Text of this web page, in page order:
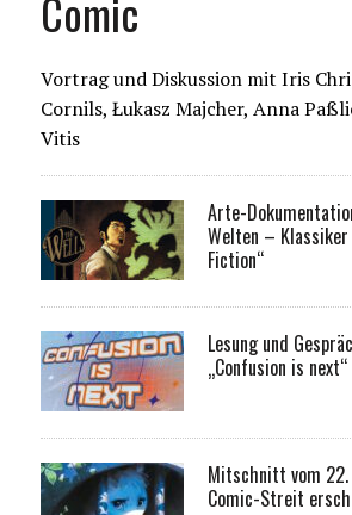
Vortrag und Diskussion mit Iris
Cornils, Łukasz Majcher, Anna
Vitis
Arte-
Welten –
Fiction“
Lesung und
„Confusion is next“
Mitschnitt vom
Comic-Streit